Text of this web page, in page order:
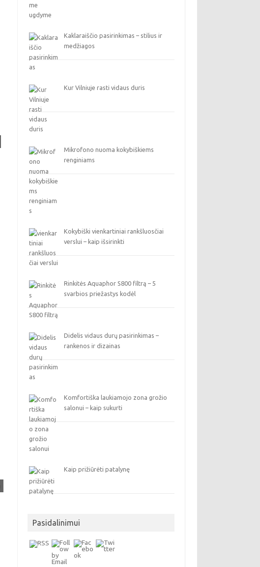
Kaklaraiščio pasirinkimas – stilius ir
medžiagos
Kur Vilniuje rasti vidaus duris
Mikrofono nuoma kokybiškiems
renginiams
Kokybiški vienkartiniai rankšluosčiai
verslui – kaip išsirinkti
Rinkitės Aquaphor S800 filtrą – 5
svarbios priežastys kodėl
Didelis vidaus durų pasirinkimas –
rankenos ir dizainas
Komfortiška laukiamojo zona grožio
salonui – kaip sukurti
Kaip prižiūrėti patalynę
Pasidalinimui